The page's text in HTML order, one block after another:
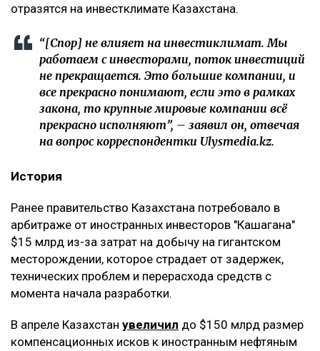
отразятся на инвестклимате Казахстана.
“[Спор] не влияет на инвестиклимат. Мы
работаем с инвесторами, поток инвестиций
не прекращается. Это большие компании, и
все прекрасно понимают, если это в рамках
закона, то крупные мировые компании всё
прекрасно исполняют”, – заявил он, отвечая
на вопрос корреспондентки Ulysmedia.kz.
История
Ранее правительство Казахстана потребовало в
арбитраже от иностранных инвесторов "Кашагана"
$15 млрд из-за затрат на добычу на гигантском
месторождении, которое страдает от задержек,
технических проблем и перерасхода средств с
момента начала разработки.
В апреле Казахстан увеличил до $150 млрд размер
компенсационных исков к иностранным нефтяным